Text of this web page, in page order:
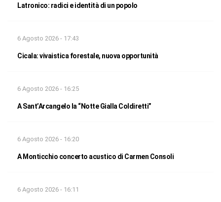
Latronico: radici e identità di un popolo
6 Agosto 2026 - 17:43
Cicala: vivaistica forestale, nuova opportunità
6 Agosto 2026 - 16:25
A Sant’Arcangelo la “Notte Gialla Coldiretti”
6 Agosto 2026 - 16:20
A Monticchio concerto acustico di Carmen Consoli
6 Agosto 2026 - 16:11